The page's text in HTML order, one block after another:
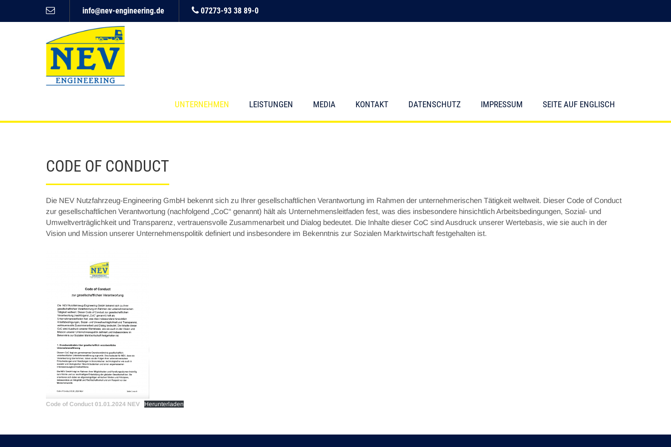
info@nev-engineering.de 07273-93 38 89-0
UNTERNEHMEN LEISTUNGEN MEDIA KONTAKT DATENSCHUTZ IMPRESSUM SEITE AUF ENGLISCH
CODE OF CONDUCT
Die NEV Nutzfahrzeug-Engineering GmbH bekennt sich zu Ihrer gesellschaftlichen Verantwortung im Rahmen der unternehmerischen Tätigkeit weltweit. Dieser Code of Conduct
zur gesellschaftlichen Verantwortung (nachfolgend „CoC“ genannt) hält als Unternehmensleitfaden fest, was dies insbesondere hinsichtlich Arbeitsbedingungen, Sozial- und
Umweltverträglichkeit und Transparenz, vertrauensvolle Zusammenarbeit und Dialog bedeutet. Die Inhalte dieser CoC sind Ausdruck unserer Wertebasis, wie sie auch in der
Vision und Mission unserer Unternehmenspolitik definiert und insbesondere im Bekenntnis zur Sozialen Marktwirtschaft festgehalten ist.
Code of Conduct 01.01.2024 NEV Herunterladen